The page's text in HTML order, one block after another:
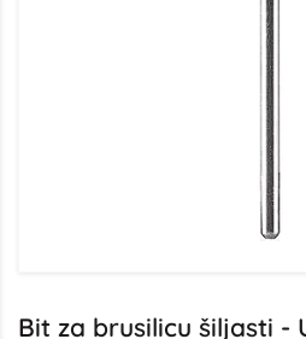
Bit za brusilicu šiljasti -